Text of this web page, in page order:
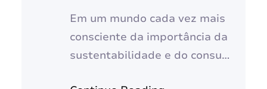
Em um mundo cada vez mais
consciente da importância da
sustentabilidade e do consumo